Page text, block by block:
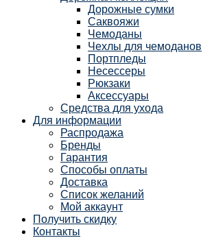
Дорожные сумки
Саквояжи
Чемоданы
Чехлы для чемоданов
Портпледы
Несессеры
Рюкзаки
Аксессуары
Средства для ухода
Для информации
Распродажа
Бренды
Гарантия
Способы оплаты
Доставка
Список желаний
Мой аккаунт
Получить скидку
Контакты